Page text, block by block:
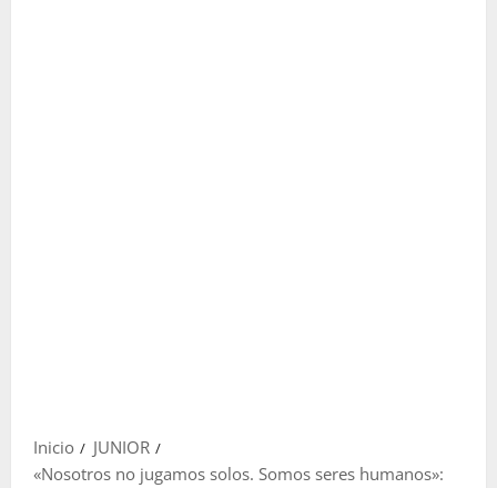
Inicio
JUNIOR
«Nosotros no jugamos solos. Somos seres humanos»: